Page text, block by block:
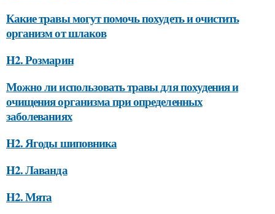
Какие травы могут помочь похудеть и очистить
организм от шлаков
H2. Розмарин
Можно ли использовать травы для похудения и
очищения организма при определенных
заболеваниях
H2. Ягоды шиповника
H2. Лаванда
H2. Мята